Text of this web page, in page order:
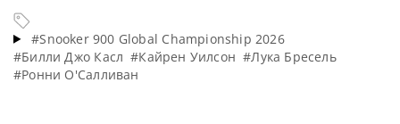
#Snooker 900 Global Championship 2026
#Билли Джо Касл #Кайрен Уилсон #Лука Бресель
#Ронни О'Салливан